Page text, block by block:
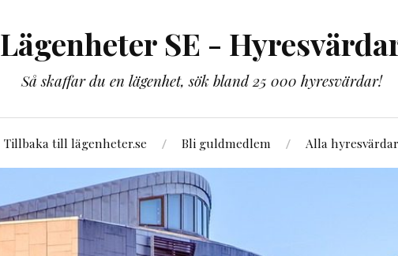
Lägenheter SE -
Så skaffar du en lägenhet, sök bland 25 000 hyresvärdar!
Tillbaka till lägenheter.se Bli guldmedlem Alla hyresvärdar